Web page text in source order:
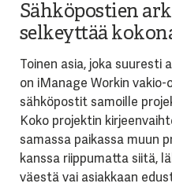
Sähköpostien
selkeyttää
Toinen asia, joka suuresti
on iManage Workin
sähköpostit samoille
Koko projektin
samassa paikassa muun
kanssa riippumatta siitä,
väestä vai asiakkaan